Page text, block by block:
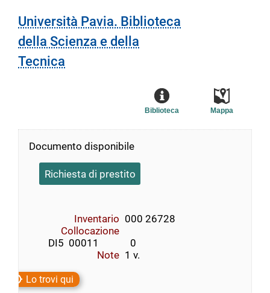
Università Pavia. Biblioteca
della Scienza e della
Tecnica
Mappa
Biblioteca
Documento disponibile
Richiesta di prestito
Inventario 000 26728
Collocazione
        DI5  00011             0
Note 1 v.
Lo trovi qui